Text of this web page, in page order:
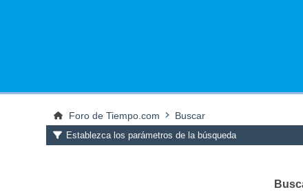
Foro de Tiempo.com Buscar
Establezca los parámetros de la búsqueda